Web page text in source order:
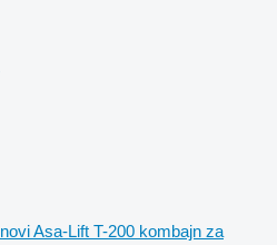
novi Asa-Lift T-200 kombajn za